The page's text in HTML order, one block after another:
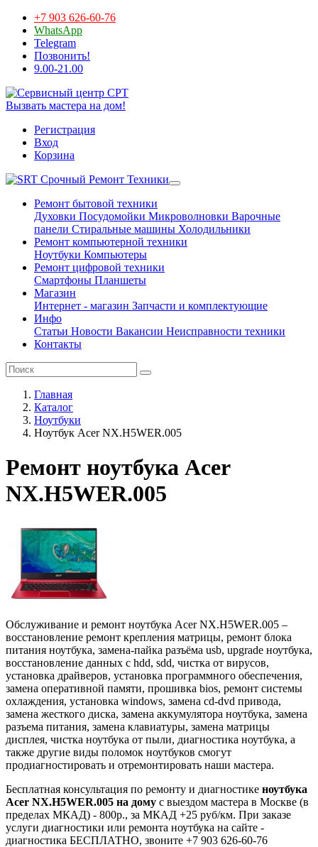
+7 903 626-60-76
WhatsApp
Telegram
Позвонить!
9.00-21.00
Вызвать мастера на дом!
Регистрация
Вход
Корзина
Срочный Ремонт Техники
Ремонт бытовой техники
Духовки Посудомойки Микроволновки Варочные
панели Стиральные машины Холодильники
Ремонт компьютерной техники
Ноутбуки Компьютеры
Ремонт цифровой техники
Смартфоны Планшеты
Магазин
Интернет - магазин Запчасти и комплектующие
Инфо
Статьи Новости Вакансии Неисправности техники
Контакты
Главная
Каталог
Ноутбуки
Ноутбук Acer NX.H5WER.005
Ремонт ноутбука Acer
NX.H5WER.005
Обслуживание и ремонт ноутбука Acer NX.H5WER.005 –
восстановление ремонт крепления матрицы, ремонт блока
питания ноутбука, замена-пайка разъёма usb, upgrade ноутбука,
восстановление данных с hdd, sdd, чистка от вирусов,
установка драйверов, установка программного обеспечения,
замена оперативной памяти, прошивка bios, ремонт системы
охлаждения, установка windows, замена cd-dvd привода,
замена жесткого диска, замена аккумулятора ноутбука, замена
разъема питания, замена клавиатуры, замена матрицы
дисплея, чистка ноутбука от пыли, диагностика ноутбука, а
также другие виды поломок ноутбуков смогут
продиагностировать и отремонтировать наши мастера.
Бесплатная консультация по ремонту и диагностике ноутбука
Acer NX.H5WER.005 на дому с выездом мастера в Москве (в
пределах МКАД) - 800р., за МКАД +25 руб/км. При заказе
услуги диагностики или ремонта ноутбука на сайте -
диагностика БЕСПЛАТНО, звоните +7 903 626-60-76